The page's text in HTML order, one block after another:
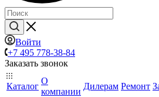
Войти
+7 495 778-38-84
Заказать звонок
Каталог
О
компании
Дилерам Ремонт